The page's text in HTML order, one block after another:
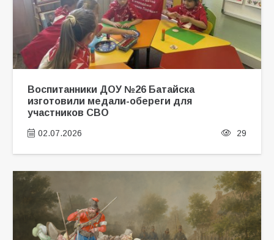
Воспитанники ДОУ №26 Батайска
изготовили медали-обереги для
участников СВО
02.07.2026 29